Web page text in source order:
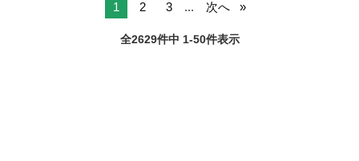
1 2 3 ... 次へ
全2629件中 1-50件表示